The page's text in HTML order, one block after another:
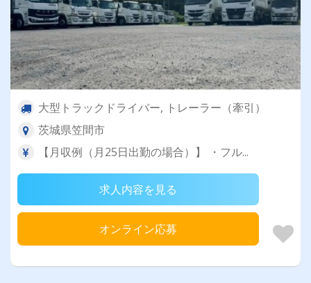
大型トラックドライバー, トレーラー（牽引）
茨城県笠間市
【月収例（月25日出勤の場合）】 ・フル...
求人内容を見る
オンライン応募